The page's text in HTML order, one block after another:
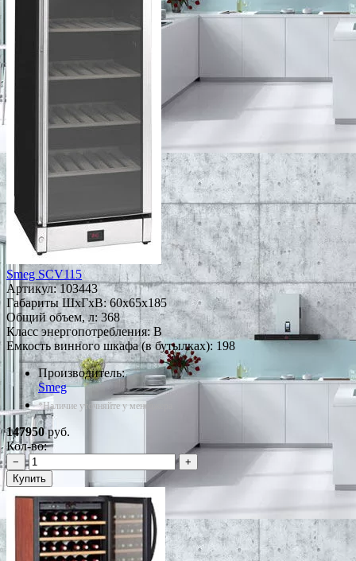
Smeg SCV115
Артикул:103443
Габариты ШxГxВ: 60x65x185
Общий объем, л: 368
Класс энергопотребления: B
Емкость винного шкафа (в бутылках): 198
Производитель:
Smeg
*Наличие уточняйте у менеджера
147950руб.
Кол-во:
−
+
Купить